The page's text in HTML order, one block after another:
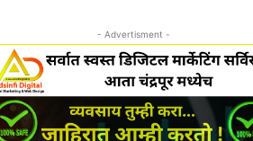
- Advertisment -